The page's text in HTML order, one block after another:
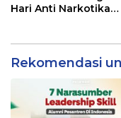
Hari Anti Narkotika
Pencegahan
Keluarga
Rekomendasi